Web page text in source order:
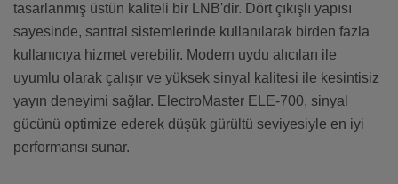
tasarlanmış üstün kaliteli bir LNB'dir. Dört çıkışlı yapısı
sayesinde, santral sistemlerinde kullanılarak birden fazla
kullanıcıya hizmet verebilir. Modern uydu alıcıları ile
uyumlu olarak çalışır ve yüksek sinyal kalitesi ile kesintisiz
yayın deneyimi sağlar. ElectroMaster ELE-700, sinyal
gücünü optimize ederek düşük gürültü seviyesiyle en iyi
performansı sunar.